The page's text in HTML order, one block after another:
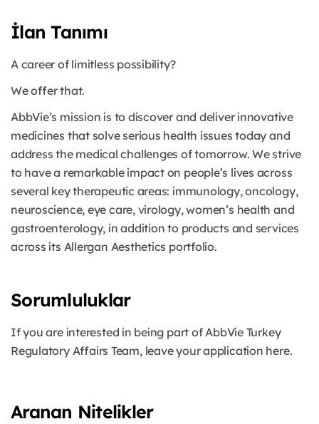
İlan Tanımı
A career of limitless possibility?
We offer that.
AbbVie’s mission is to discover and deliver innovative
medicines that solve serious health issues today and
address the medical challenges of tomorrow. We strive
to have a remarkable impact on people’s lives across
several key therapeutic areas: immunology, oncology,
neuroscience, eye care, virology, women’s health and
gastroenterology, in addition to products and services
across its Allergan Aesthetics portfolio.
Sorumluluklar
If you are interested in being part of AbbVie Turkey
Regulatory Affairs Team, leave your application here.
Aranan Nitelikler